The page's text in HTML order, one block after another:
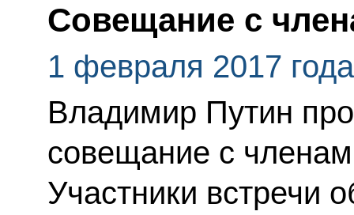
Совещание с
1 февраля 2017 года
Владимир Путин
совещание с
Участники встречи